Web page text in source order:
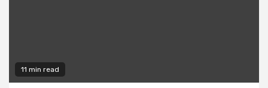
11 min read